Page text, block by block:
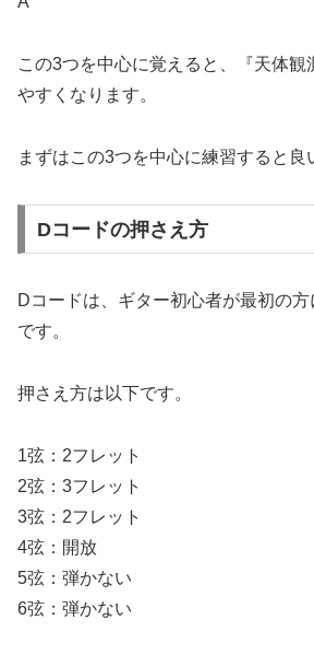
この3つを中心に覚えると、『天体観
やすくなります。
まずはこの3つを中心に練習すると良
Dコードの押さえ方
Dコードは、ギター初心者が最初の
です。
押さえ方は以下です。
1弦：2フレット
2弦：3フレット
3弦：2フレット
4弦：開放
5弦：弾かない
6弦：弾かない